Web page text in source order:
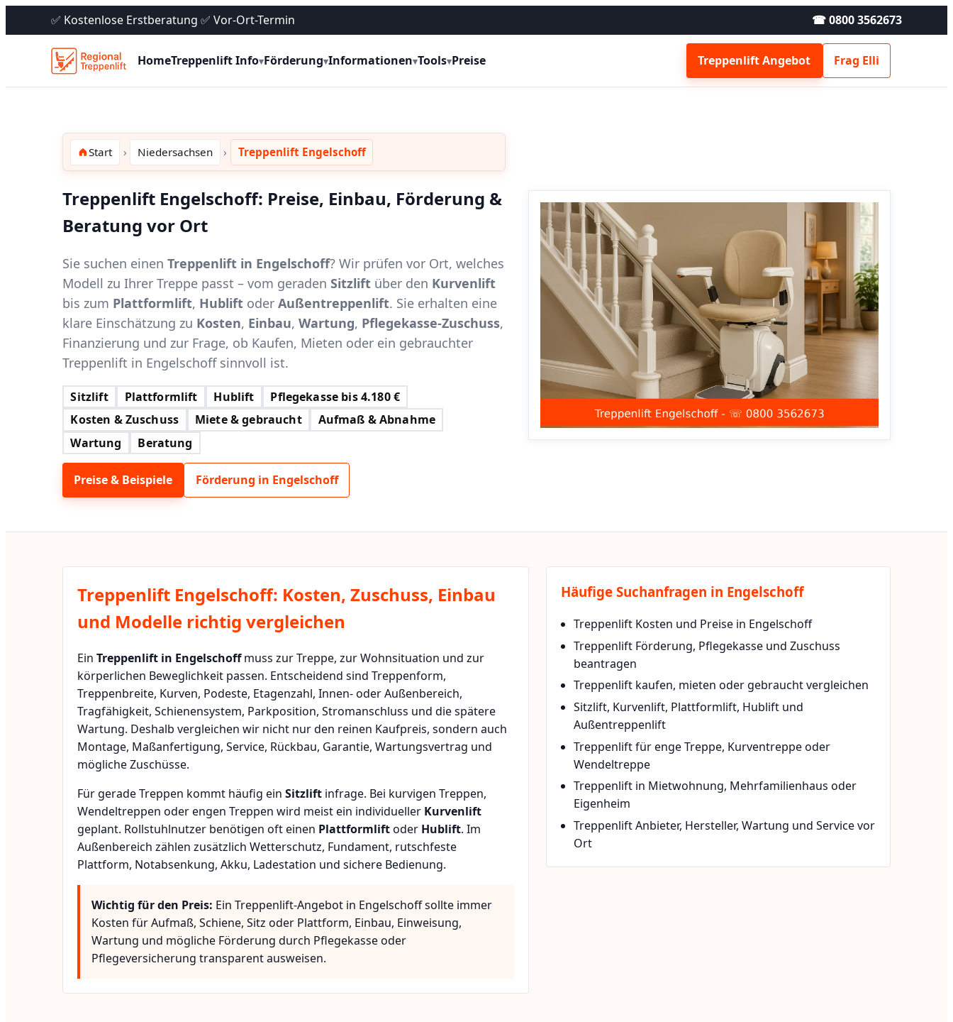
✅ Kostenlose Erstberatung ✅ Vor-Ort-Termin ☎ 0800 3562673
HomeTreppenlift Info▾Förderung▾Informationen▾Tools▾Preise Treppenlift Angebot Frag Elli
Start Niedersachsen Treppenlift Engelschoff
Treppenlift Engelschoff: Preise, Einbau, Förderung &
Beratung vor Ort
Sie suchen einen Treppenlift in Engelschoff? Wir prüfen vor Ort, welches
Modell zu Ihrer Treppe passt – vom geraden Sitzlift über den Kurvenlift
bis zum Plattformlift, Hublift oder Außentreppenlift. Sie erhalten eine
klare Einschätzung zu Kosten, Einbau, Wartung, Pflegekasse-Zuschuss,
Finanzierung und zur Frage, ob Kaufen, Mieten oder ein gebrauchter
Treppenlift in Engelschoff sinnvoll ist.
Sitzlift Plattformlift Hublift
Pflegekasse bis 4.180 €
Kosten & Zuschuss
Miete & gebraucht
Aufmaß & Abnahme
Wartung
Beratung
Preise & Beispiele Förderung in Engelschoff
Treppenlift Engelschoff: Kosten, Zuschuss, Einbau
und Modelle richtig vergleichen
Ein Treppenlift in Engelschoffmuss zur Treppe, zur Wohnsituation und zur
körperlichen Beweglichkeit passen. Entscheidend sind Treppenform,
Treppenbreite, Kurven, Podeste, Etagenzahl, Innen- oder Außenbereich,
Tragfähigkeit, Schienensystem, Parkposition, Stromanschluss und die spätere
Wartung. Deshalb vergleichen wir nicht nur den reinen Kaufpreis, sondern auch
Montage, Maßanfertigung, Service, Rückbau, Garantie, Wartungsvertrag und
mögliche Zuschüsse.
Für gerade Treppen kommt häufig ein Sitzlift infrage. Bei kurvigen Treppen,
Wendeltreppen oder engen Treppen wird meist ein individueller Kurvenlift
geplant. Rollstuhlnutzer benötigen oft einen Plattformliftoder Hublift. Im
Außenbereich zählen zusätzlich Wetterschutz, Fundament, rutschfeste
Plattform, Notabsenkung, Akku, Ladestation und sichere Bedienung.
Wichtig für den Preis: Ein Treppenlift-Angebot in Engelschoff sollte immer
Kosten für Aufmaß, Schiene, Sitz oder Plattform, Einbau, Einweisung,
Wartung und mögliche Förderung durch Pflegekasse oder
Pflegeversicherung transparent ausweisen.
Häufige Suchanfragen in Engelschoff
Treppenlift Kosten und Preise in Engelschoff
Treppenlift Förderung, Pflegekasse und Zuschuss
beantragen
Treppenlift kaufen, mieten oder gebraucht vergleichen
Sitzlift, Kurvenlift, Plattformlift, Hublift und
Außentreppenlift
Treppenlift für enge Treppe, Kurventreppe oder
Wendeltreppe
Treppenlift in Mietwohnung, Mehrfamilienhaus oder
Eigenheim
Treppenlift Anbieter, Hersteller, Wartung und Service vor
Ort